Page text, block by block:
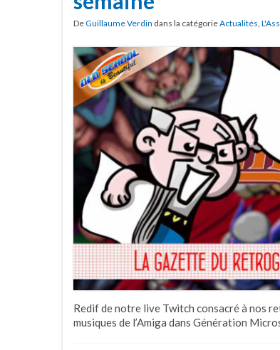
DeGuillaume Verdin dans la catégorieActualités
Redif de notre live Twitch consacré à nos
musiques de l’Amiga dans Génération